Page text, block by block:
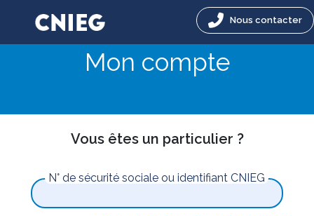
Nous contacter
Mon compte
Vous êtes un particulier ?
N° de sécurité sociale ou identifiant CNIEG